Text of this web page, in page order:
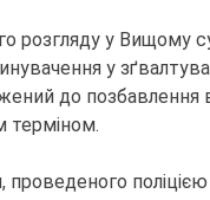
розгляду у Вищому
у
до
терміном.
проведеного